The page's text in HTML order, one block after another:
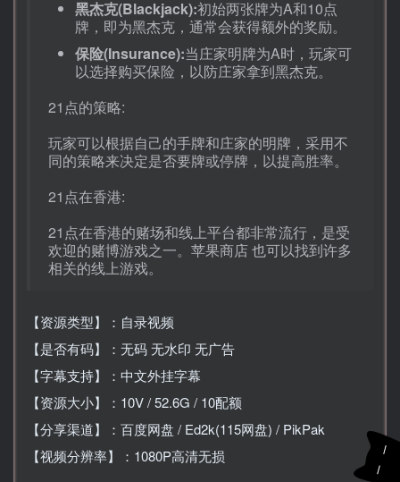
黑杰克(Blackjack):初始两张牌为A和10点
牌，即为黑杰克，通常会获得额外的奖励。
保险(Insurance):当庄家明牌为A时，玩家可
以选择购买保险，以防庄家拿到黑杰克。
21点的策略:
玩家可以根据自己的手牌和庄家的明牌，采用不
同的策略来决定是否要牌或停牌，以提高胜率。
21点在香港:
21点在香港的赌场和线上平台都非常流行，是受
欢迎的赌博游戏之一。苹果商店 也可以找到许多
相关的线上游戏。
【资源类型】：自录视频
【是否有码】：无码 无水印 无广告
【字幕支持】：中文外挂字幕
【资源大小】：10V / 52.6G / 10配额
【分享渠道】：百度网盘 / Ed2k(115网盘) / PikPak
【视频分辨率】：1080P高清无损